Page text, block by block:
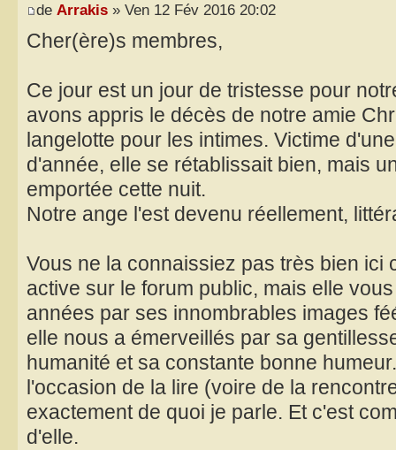
de Arrakis » Ven 12 Fév 2016 20:02
Cher(ère)s membres,
Ce jour est un jour de tristesse pour
avons appris le décès de notre amie
langelotte pour les intimes. Victime
d'année, elle se rétablissait bien, mais
emportée cette nuit.
Notre ange l'est devenu réellement,
Vous ne la connaissiez pas très bien ici
active sur le forum public, mais elle
années par ses innombrables images
elle nous a émerveillés par sa
humanité et sa constante bonne
l'occasion de la lire (voire de la
exactement de quoi je parle. Et c'est
d'elle.